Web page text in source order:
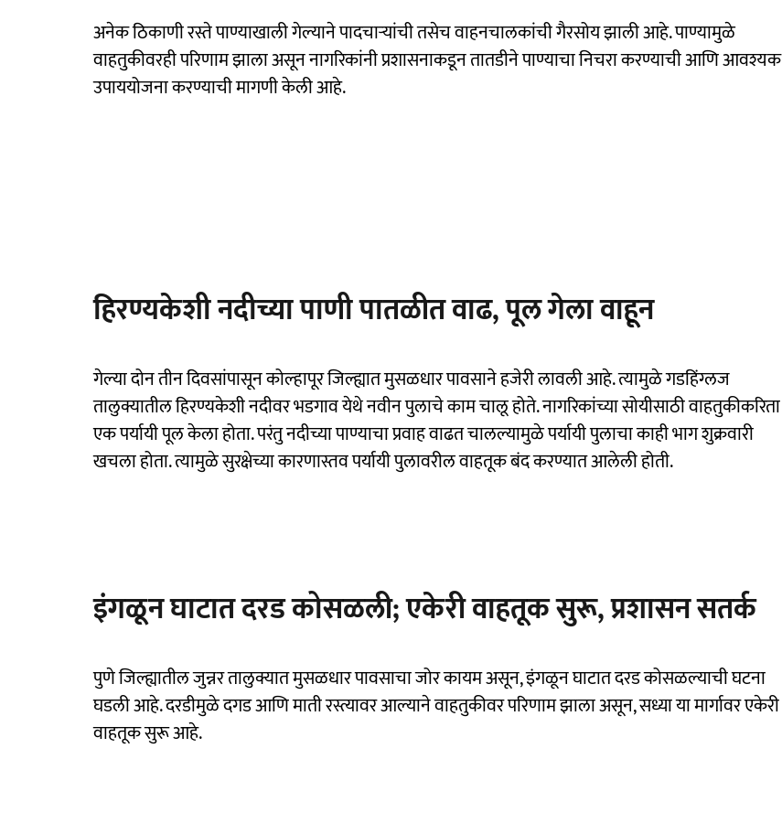
अनेक ठिकाणी रस्ते पाण्याखाली गेल्याने पादचाऱ्यांची तसेच वाहनचालकांची गैरसोय झाली आहे. पाण्यामुळे
वाहतुकीवरही परिणाम झाला असून नागरिकांनी प्रशासनाकडून तातडीने पाण्याचा निचरा करण्याची आणि आवश्यक
उपाययोजना करण्याची मागणी केली आहे.
हिरण्यकेशी नदीच्या पाणी पातळीत वाढ, पूल गेला वाहून
गेल्या दोन तीन दिवसांपासून कोल्हापूर जिल्ह्यात मुसळधार पावसाने हजेरी लावली आहे. त्यामुळे गडहिंग्लज
तालुक्यातील हिरण्यकेशी नदीवर भडगाव येथे नवीन पुलाचे काम चालू होते. नागरिकांच्या सोयीसाठी वाहतुकीकरिता
एक पर्यायी पूल केला होता. परंतु नदीच्या पाण्याचा प्रवाह वाढत चालल्यामुळे पर्यायी पुलाचा काही भाग शुक्रवारी
खचला होता. त्यामुळे सुरक्षेच्या कारणास्तव पर्यायी पुलावरील वाहतूक बंद करण्यात आलेली होती.
इंगळून घाटात दरड कोसळली; एकेरी वाहतूक सुरू, प्रशासन सतर्क
पुणे जिल्ह्यातील जुन्नर तालुक्यात मुसळधार पावसाचा जोर कायम असून, इंगळून घाटात दरड कोसळल्याची घटना
घडली आहे. दरडीमुळे दगड आणि माती रस्त्यावर आल्याने वाहतुकीवर परिणाम झाला असून, सध्या या मार्गावर एकेरी
वाहतूक सुरू आहे.